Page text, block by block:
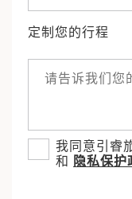
定制您的行程
我同意引睿
和
隐私保护